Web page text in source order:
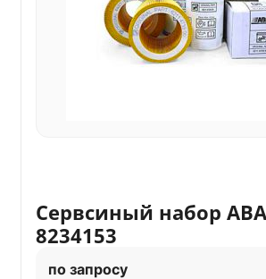
Сервсиный набор
8234153
по запросу